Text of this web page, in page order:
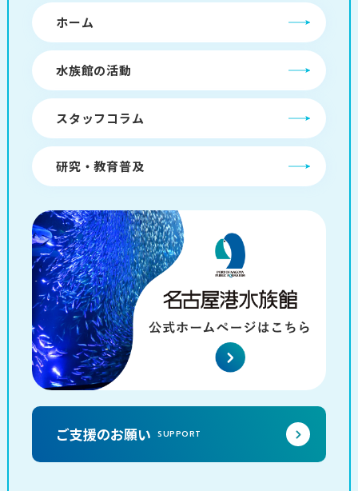
ホーム
水族館の活動
スタッフコラム
研究・教育普及
ご支援のお願い SUPPORT